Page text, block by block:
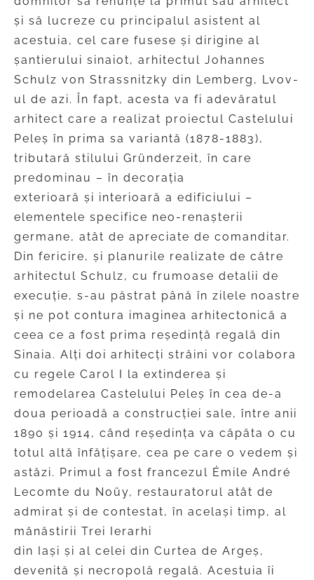
și să lucreze cu principalul asistent al
acestuia, cel care fusese și dirigine al
șantierului sinaiot, arhitectul Johannes
Schulz von Strassnitzky din Lemberg, Lvov-
ul de azi. În fapt, acesta va fi adevăratul
arhitect care a realizat proiectul Castelului
Peleș în prima sa variantă (1878-1883),
tributară stilului Gründerzeit, în care
predominau – în decorația
exterioară și interioară a edificiului –
elementele specifice neo-renașterii
germane, atât de apreciate de comanditar.
Din fericire, și planurile realizate de către
arhitectul Schulz, cu frumoase detalii de
execuție, s-au păstrat până în zilele noastre
și ne pot contura imaginea arhitectonică a
ceea ce a fost prima reședință regală din
Sinaia. Alți doi arhitecți străini vor colabora
cu regele Carol I la extinderea și
remodelarea Castelului Peleș în cea de-a
doua perioadă a construcției sale, între anii
1890 și 1914, când reședința va căpăta o cu
totul altă înfățișare, cea pe care o vedem și
astăzi. Primul a fost francezul Émile André
Lecomte du Noüy, restauratorul atât de
admirat și de contestat, în același timp, al
mănăstirii Trei Ierarhi
din Iași și al celei din Curtea de Argeș,
devenită și necropolă regală. Acestuia îi